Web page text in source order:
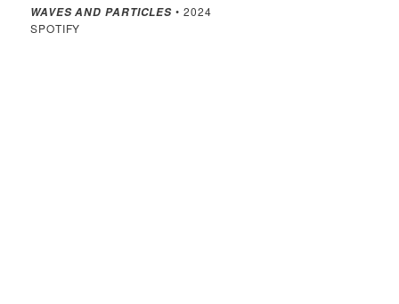
WAVES AND PARTICLES • 2024
SPOTIFY